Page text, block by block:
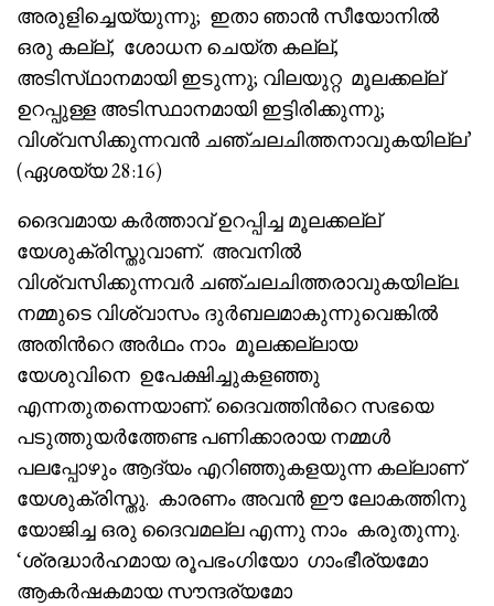
അരുളിച്ചെയ്യുന്നു; ഇതാ ഞാൻ സീയോനിൽ
ഒരു കല്ല്, ശോധന ചെയ്ത കല്ല്,
അടിസ്‌ഥാനമായി ഇടുന്നു; വിലയുറ്റ മൂലക്കല്ല്
ഉറപ്പുള്ള അടിസ്ഥാനമായി ഇട്ടിരിക്കുന്നു;
വിശ്വസിക്കുന്നവൻ ചഞ്ചലചിത്തനാവുകയില്ല’
(ഏശയ്യ 28:16)
ദൈവമായ കർത്താവ് ഉറപ്പിച്ച മൂലക്കല്ല്
യേശുക്രിസ്തുവാണ്. അവനിൽ
വിശ്വസിക്കുന്നവർ ചഞ്ചലചിത്തരാവുകയില്ല.
നമ്മുടെ വിശ്വാസം ദുർബലമാകുന്നുവെങ്കിൽ
അതിൻറെ അർഥം നാം മൂലക്കല്ലായ
യേശുവിനെ ഉപേക്ഷിച്ചുകളഞ്ഞു
എന്നതുതന്നെയാണ്. ദൈവത്തിൻറെ സഭയെ
പടുത്തുയർത്തേണ്ട പണിക്കാരായ നമ്മൾ
പലപ്പോഴും ആദ്യം എറിഞ്ഞുകളയുന്ന കല്ലാണ്
യേശുക്രിസ്തു. കാരണം അവൻ ഈ ലോകത്തിനു
യോജിച്ച ഒരു ദൈവമല്ല എന്നു നാം കരുതുന്നു.
‘ശ്രദ്ധാർഹമായ രൂപഭംഗിയോ ഗാംഭീര്യമോ
ആകർഷകമായ സൗന്ദര്യമോ